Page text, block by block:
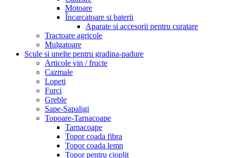
Motoare
Încarcatoare si baterii
Aparate si accesorii pentru curatare
Tractoare agricole
Mulgatoare
Scule si unelte pentru gradina-padure
Articole vin / fructe
Cazmale
Lopeti
Furci
Greble
Sape-Sapaligi
Topoare-Tarnacoape
Tarnacoape
Topor coada fibra
Topor coada lemn
Topor pentru cioplit